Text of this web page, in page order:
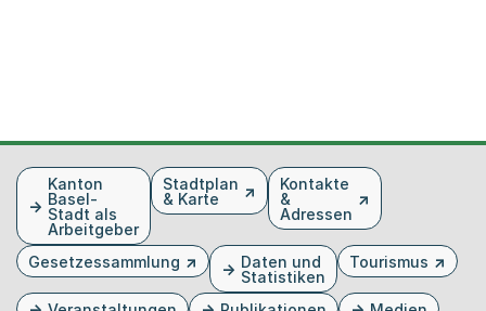
FusszeileKanton
Basel-
Stadt als
Arbeitgeber
Stadtplan
& Karte
Kontakte
&
Adressen
Gesetzessammlung
Daten und
Statistiken
Tourismus